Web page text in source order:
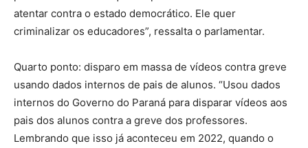
atentar contra o estado democrático. Ele quer
criminalizar os educadores”, ressalta o parlamentar.
Quarto ponto: disparo em massa de vídeos contra greve
usando dados internos de pais de alunos. “Usou dados
internos do Governo do Paraná para disparar vídeos aos
pais dos alunos contra a greve dos professores.
Lembrando que isso já aconteceu em 2022, quando o